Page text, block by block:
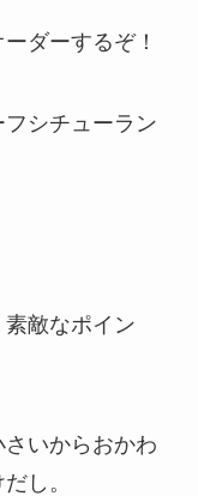
ダーするぞ！
シチューラン
敵なポイン
いからおかわ
し。